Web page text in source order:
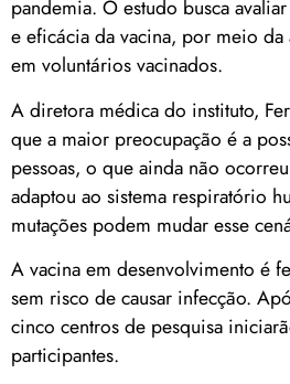
pandemia. O estudo busca
e eficácia da vacina, por meio
em voluntários vacinados.
A diretora médica do instituto,
que a maior preocupação é a
pessoas, o que ainda não
adaptou ao sistema respiratório
mutações podem mudar esse
A vacina em desenvolvimento é
sem risco de causar infecção.
cinco centros de pesquisa
participantes.